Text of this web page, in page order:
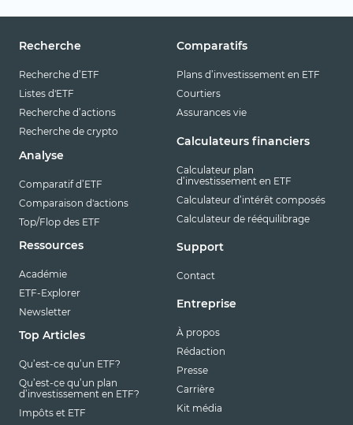
Recherche
Recherche d’ETF
Listes d'ETF
Recherche d’actions
Recherche de crypto
Analyse
Comparatif d’ETF
Comparaison d'actions
Top/Flop des ETF
Ressources
Académie
ETF-Explorer
Newsletter
Top Articles
Qu’est-ce qu’un ETF?
Qu’est-ce qu’un plan
d’investissement en ETF?
Impôts et ETF
Comparatifs
Plans d’investissement en ETF
Courtiers
Assurances vie
Calculateurs financiers
Calculateur plan
d’investissement en ETF
Calculateur d’intérêt composés
Calculateur de rééquilibrage
Support
Contact
Entreprise
À propos
Rédaction
Presse
Carrière
Kit média